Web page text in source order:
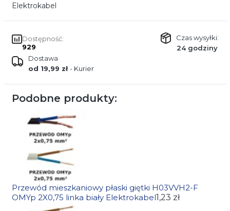
Elektrokabel
Dostępność:
929
Czas wysyłki:
24 godziny
Dostawa
od 19,99 zł- Kurier
Podobne produkty:
Przewód mieszkaniowy płaski giętki H03VVH2-F
OMYp 2X0,75 linka biały Elektrokabel1,23 zł